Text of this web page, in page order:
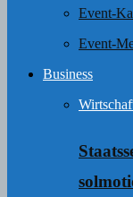
Event-
Event-
Business